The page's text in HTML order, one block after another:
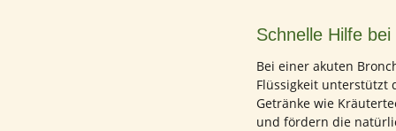
Schnelle Hilfe
Bei einer akuten
Flüssigkeit unterstützt
Getränke wie
und fördern die